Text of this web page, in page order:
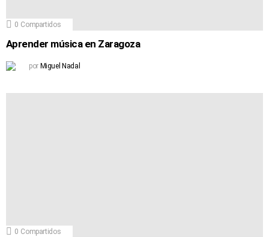
0 Compartidos
Aprender música en Zaragoza
por Miguel Nadal
0 Compartidos